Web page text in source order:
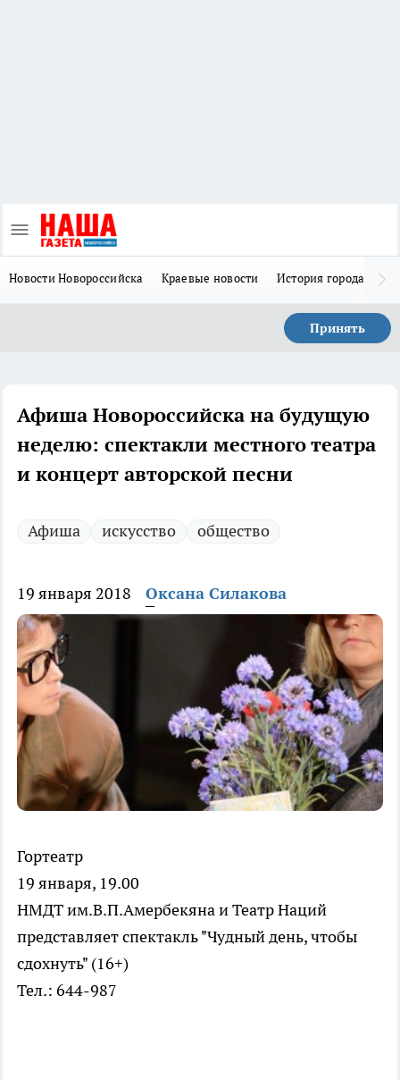
Новости Новороссийска Краевые новости История города Н
Принять
Афиша Новороссийска на будущую
неделю: спектакли местного театра
и концерт авторской песни
Афиша искусство общество
19 января 2018 Оксана Силакова
Гортеатр
19 января, 19.00
НМДТ им.В.П.Амербекяна и Театр Наций
представляет спектакль "Чудный день, чтобы
сдохнуть" (16+)
Тел.: 644-987